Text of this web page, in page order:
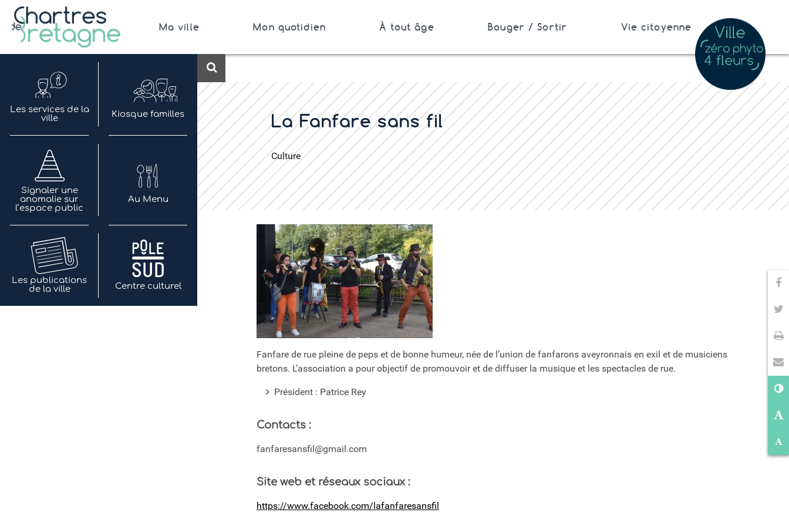
Aller
contenu
Bienvenue sur le site de la ville de Chartres de Bretagne
Ville Zéro phyto / 4 fleurs
Ma ville Mon quotidien À tout âge Bouger / Sortir Vie citoyenne
Rechercher
La Fanfare sans fil
Culture
Fanfare de rue pleine de peps et de bonne humeur, née de l’union de fanfarons aveyronnais en exil et de musiciens
bretons. L’association a pour objectif de promouvoir et de diffuser la musique et les spectacles de rue.
Président : Patrice Rey
Contacts :
fanfaresansfil@gmail.com
Site web et réseaux sociaux :
https://www.facebook.com/lafanfaresansfil
Les services de la
ville
Kiosque familles
Signaler une
anomalie sur
l’espace public
Au Menu
Les publications
de la ville
Centre culturel